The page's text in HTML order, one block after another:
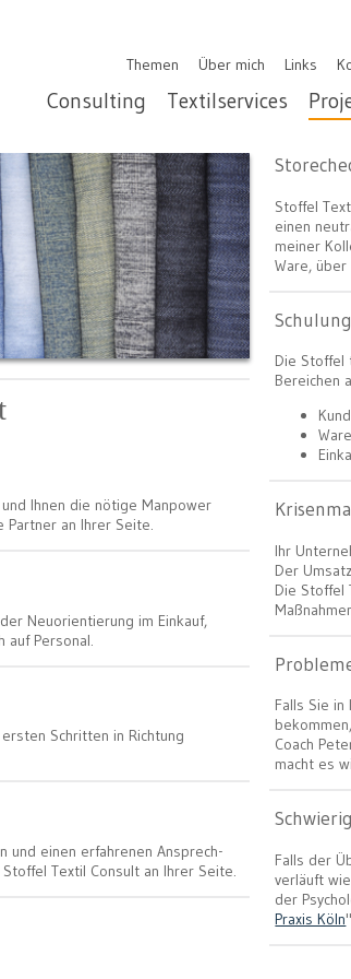
Consulting Textilservices
Themen Über mich Links
Ihnen die nötige Manpower
Partner an Ihrer Seite.
Neuorientierung im Einkauf,
Personal.
Schritten in Richtung
und einen erfahrenen Ansprech-
Textil Consult an Ihrer Seite.
Stoffel
einen
meiner
Ware,
Die Stoffel
Bereichen
Ihr
Der
Die Stoffel
Falls Sie
Coach
macht es
Falls der
verläuft
der
Praxis Köln